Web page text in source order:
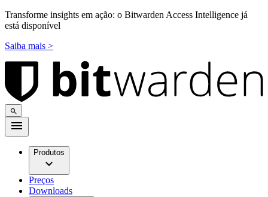
Transforme insights em ação: o Bitwarden Access Intelligence já
está disponível
Saiba mais >
Produtos
Preços
Downloads